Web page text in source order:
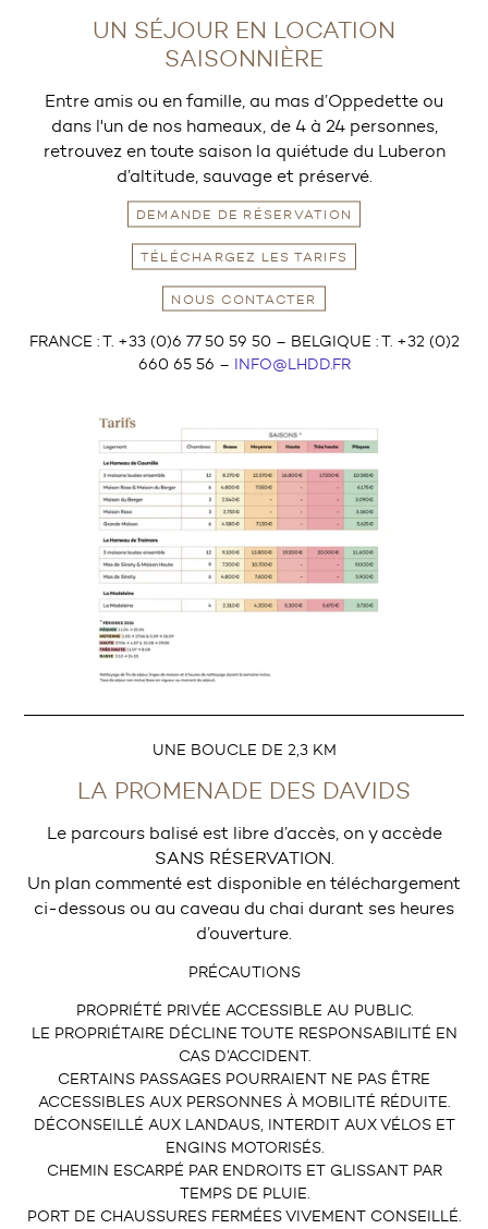
UN SÉJOUR EN LOCATION
SAISONNIÈRE
Entre amis ou en famille, au mas d’Oppedette ou
dans l'un de nos hameaux, de 4 à 24 personnes,
retrouvez en toute saison la quiétude du Luberon
d’altitude, sauvage et préservé.
DEMANDE DE RÉSERVATION
TÉLÉCHARGEZ LES TARIFS
NOUS CONTACTER
FRANCE : T. +33 (0)6 77 50 59 50 – BELGIQUE : T. +32 (0)2
660 65 56 – INFO@LHDD.FR
UNE BOUCLE DE 2,3 KM
LA PROMENADE DES DAVIDS
Le parcours balisé est libre d’accès, on y accède
SANS RÉSERVATION.
Un plan commenté est disponible en téléchargement
ci-dessous ou au caveau du chai durant ses heures
d’ouverture.
PRÉCAUTIONS
PROPRIÉTÉ PRIVÉE ACCESSIBLE AU PUBLIC.
LE PROPRIÉTAIRE DÉCLINE TOUTE RESPONSABILITÉ EN
CAS D’ACCIDENT.
CERTAINS PASSAGES POURRAIENT NE PAS ÊTRE
ACCESSIBLES AUX PERSONNES À MOBILITÉ RÉDUITE.
DÉCONSEILLÉ AUX LANDAUS, INTERDIT AUX VÉLOS ET
ENGINS MOTORISÉS.
CHEMIN ESCARPÉ PAR ENDROITS ET GLISSANT PAR
TEMPS DE PLUIE.
PORT DE CHAUSSURES FERMÉES VIVEMENT CONSEILLÉ.